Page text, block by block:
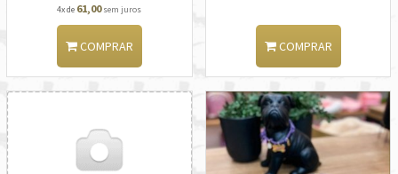
4x de 61,00sem juros
COMPRAR COMPRAR